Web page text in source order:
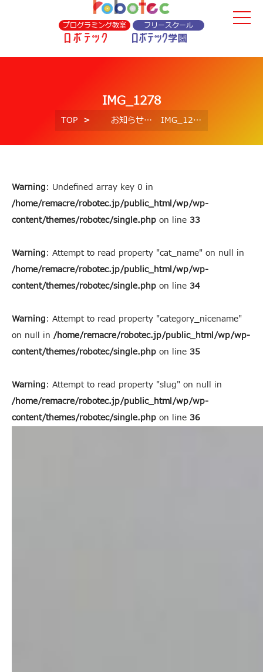
プログラミング教室 フリースクール
IMG_1278
TOP お知らせ IMG_1278
Warning: Undefined array key 0 in
/home/remacre/robotec.jp/public_html/wp/wp-
content/themes/robotec/single.php on line 33
Warning: Attempt to read property "cat_name" on null in
/home/remacre/robotec.jp/public_html/wp/wp-
content/themes/robotec/single.php on line 34
Warning: Attempt to read property "category_nicename"
on null in /home/remacre/robotec.jp/public_html/wp/wp-
content/themes/robotec/single.php on line 35
Warning: Attempt to read property "slug" on null in
/home/remacre/robotec.jp/public_html/wp/wp-
content/themes/robotec/single.php on line 36